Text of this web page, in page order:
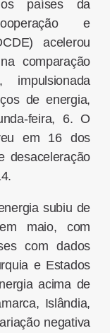
países da
e
acelerou
comparação
de energia,
feira, 6. O
em 16 dos
desaceleração
subiu de
maio, com
com dados
e Estados
acima de
Islândia,
negativa